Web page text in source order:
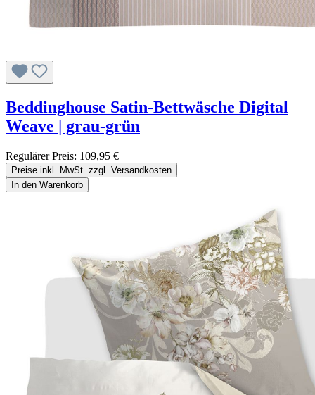
Beddinghouse Satin-Bettwäsche Digital
Weave | grau-grün
Regulärer Preis: 109,95 €
Preise inkl. MwSt. zzgl. Versandkosten
In den Warenkorb